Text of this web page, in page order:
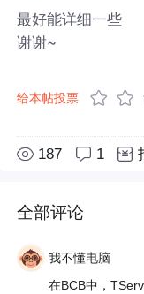
最好能详细一些
谢谢~
给本帖投票
187 1
全部评论
我不懂电脑
在BCB中，